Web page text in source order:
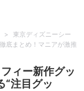
>
東京ディズニーシー
底まとめ！マニアが激推
ィー新作グッ
“注目グッ